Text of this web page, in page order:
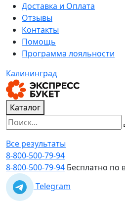
Доставка и Оплата
Отзывы
Контакты
Помощь
Программа лояльности
Калининград
Каталог
Все результаты
8-800-500-79-94
8-800-500-79-94 Бесплатно по
Telegram